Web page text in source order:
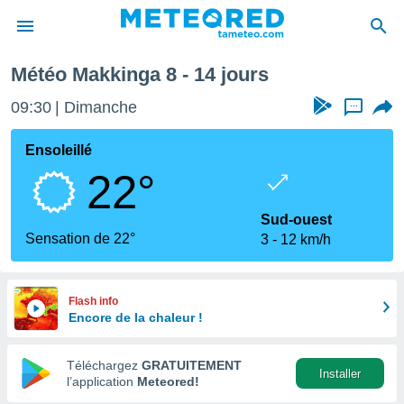
de
en
Météo Makkinga 8 - 14 jours
09:30 Dimanche ...
Ensoleillé
22°
Sensation de 22°
Sud-ouest
3
12 km/h
Flash info
Encore de la chaleur !
Téléchargez GRATUITEMENT
l’application Meteored!
Installer